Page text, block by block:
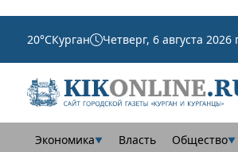
20°CКурган Четверг, 6 августа 2026
Экономика▼ Власть Общество▼